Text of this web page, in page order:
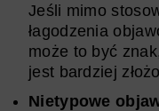
Jeśli mimo
łagodzenia
może to być
jest bardziej
Nietypowe